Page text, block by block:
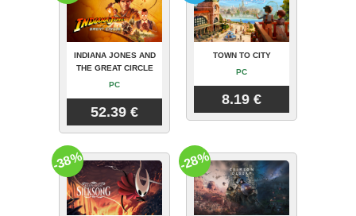
INDIANA JONES AND
THE GREAT CIRCLE
PC
52.39 €
TOWN TO CITY
PC
8.19 €
-38% -28%